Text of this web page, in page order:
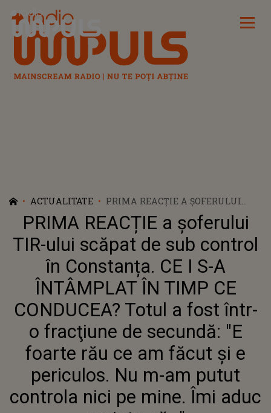
Radio Impuls
ACTUALITATE
PRIMA REACȚIE A ŞOFERULUI
TIR-ULUI SCĂPAT DE SUB
CONTROL ÎN CONSTANȚA. CE I S-A
ÎNTÂMPLAT ÎN TIMP CE
CONDUCEA? TOTUL A FOST ÎNTR-O
FRACŢIUNE DE SECUNDĂ: "E
FOARTE RĂU CE AM FĂCUT ŞI E
PERICULOS. NU M-AM PUTUT
CONTROLA NICI PE MINE. ÎMI
ADUC AMINTE CĂ..."
PRIMA REACȚIE a şoferului
TIR-ului scăpat de sub control
în Constanța. CE I S-A
ÎNTÂMPLAT ÎN TIMP CE
CONDUCEA? Totul a fost într-
o fracţiune de secundă: "E
foarte rău ce am făcut şi e
periculos. Nu m-am putut
controla nici pe mine. Îmi aduc